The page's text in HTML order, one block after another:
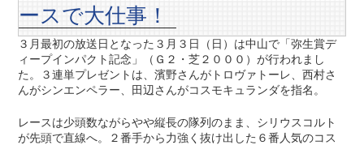
ースで大仕事！
３月最初の放送日となった３月３日（日）は中山で「弥生賞デ
ィープインパクト記念」（Ｇ２・芝２０００）が行われまし
た。３連単プレゼントは、濱野さんがトロヴァトーレ、西村さ
んがシンエンペラー、田辺さんがコスモキュランダを指名。
レースは少頭数ながらやや縦長の隊列のまま、シリウスコルト
が先頭で直線へ。２番手から力強く抜け出した６番人気のコス